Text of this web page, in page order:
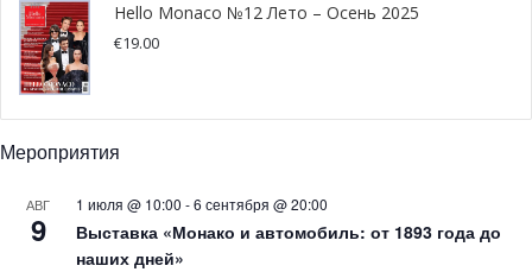
@ Jonathan Cooper: Pexels
Новая кондитерская от Cova Monte-Carlo: культовые
итальянские десерты с видом на Ларвотто
Авеню принцессы Грейс, 37 — новый адрес знаменитой
Бриаторе. Теперь насладиться любимым эспрессо и
свежей выпечкой можно будет прямо на берегу моря!
Hello Monaco №12 Лето – Осень 2025
€19.00
Мероприятия
АВГ
9
1 июля @ 10:00 -6 сентября @ 20:00
Выставка «Монако и автомобиль: от 1893 года до
наших дней»